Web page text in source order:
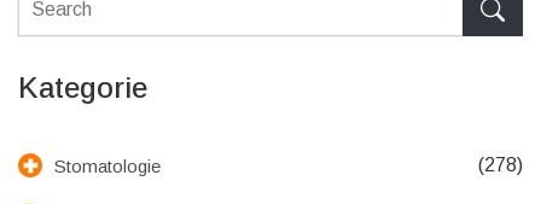
Kategorie
Stomatologie (278)